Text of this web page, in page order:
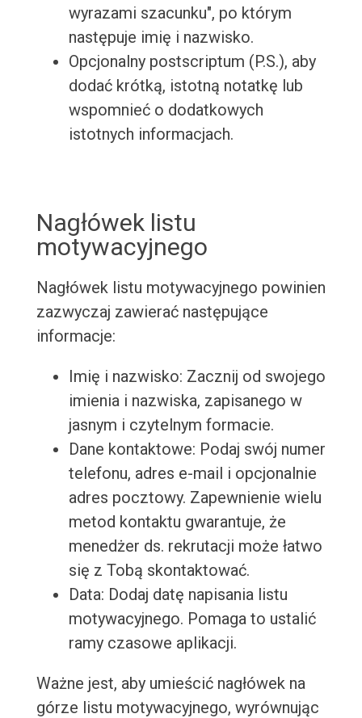
wyrazami szacunku", po którym
następuje imię i nazwisko.
Opcjonalny postscriptum (P.S.), aby
dodać krótką, istotną notatkę lub
wspomnieć o dodatkowych
istotnych informacjach.
Nagłówek listu
motywacyjnego
Nagłówek listu motywacyjnego powinien
zazwyczaj zawierać następujące
informacje:
Imię i nazwisko: Zacznij od swojego
imienia i nazwiska, zapisanego w
jasnym i czytelnym formacie.
Dane kontaktowe: Podaj swój numer
telefonu, adres e-mail i opcjonalnie
adres pocztowy. Zapewnienie wielu
metod kontaktu gwarantuje, że
menedżer ds. rekrutacji może łatwo
się z Tobą skontaktować.
Data: Dodaj datę napisania listu
motywacyjnego. Pomaga to ustalić
ramy czasowe aplikacji.
Ważne jest, aby umieścić nagłówek na
górze listu motywacyjnego, wyrównując